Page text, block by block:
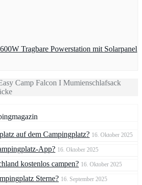
Tragbare Powerstation mit Solarpanel
Camp Falcon I Mumienschlafsack
auf dem Campingplatz? 16. Oktober 2025
App? 16. Oktober 2025
kostenlos campen? 16. Oktober 2025
Sterne? 16. September 2025